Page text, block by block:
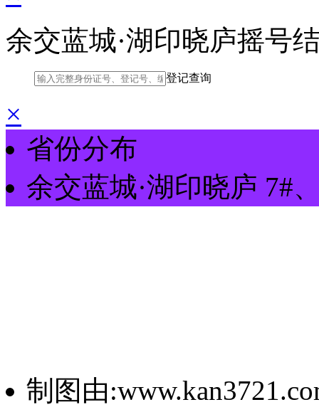
余交蓝城·湖印晓庐摇号
登记查询
×
省份分布
余交蓝城·湖印晓庐 7#
制图由